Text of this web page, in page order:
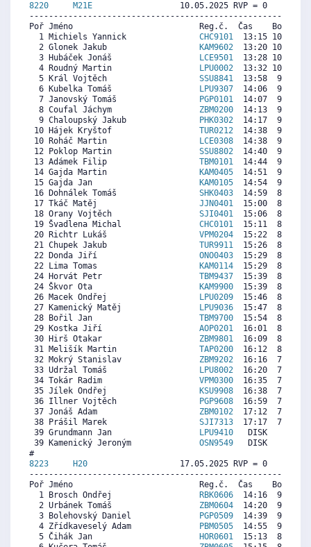
8220 M21E
10.05.2025 RVP = 0     IP
Poř Jméno                          Reg.č.  Čas    Body
  1 Michiels Yannick
CHC9101
13:15 10301
  2 Glonek Jakub
KAM9602
13:20 10237
  3 Hubáček Jonáš
LCE9501
13:28 10135
  4 Roudný Martin
LPU0002
13:32 10084
  5 Král Vojtěch
SSU8841
13:58  9752
  6 Kubelka Tomáš
LPU9307
14:06  9650
  7 Janovský Tomáš
PGP0101
14:07  9637
  8 Coufal Jáchym
ZBM0200
14:13  9560
  9 Chaloupský Jakub
PHK0302
14:17  9509
10 Hájek Kryštof TUR0212
14:38  9241
10 Roháč Martin
LCE0308
14:38  9241
12 Poklop Martin SSU8802
14:40  9216
13 Adámek Filip TBM0101
14:44  9165
14 Gajda Martin
KAM0405
14:51  9075
15 Gajda Jan
KAM0105
14:54  9037
16 Dohnálek Tomáš SHK0403
14:59  8973
17 Tkáč Matěj JJN0401
15:00  8960
18 Orany Vojtěch SJI0401
15:06  8884
19 Švadlena Michal CHC0101
15:11  8820
20 Richtr Lukáš VPM0204
15:22  8680
21 Chupek Jakub TUR9911
15:26  8628
22 Donda Jiří ONO0403
15:29  8590
22 Lima Tomas
KAM0114
15:29  8590
24 Horvát Petr TBM9437
15:39  8463
24 Škvor Ota
KAM9900
15:39  8463
26 Macek Ondřej
LPU0209
15:46  8373
27 Kamenický Matěj
LPU9036
15:47  8360
28 Bořil Jan TBM9700
15:54  8271
29 Kostka Jiří AOP0201
16:01  8182
30 Hirš Otakar ZBM9801
16:09  8080
31 Melišík Martin TAP0200
16:12  8041
32 Mokrý Stanislav ZBM9202
16:16  7990
33 Udržal Tomáš
LPU8002
16:20  7939
34 Tokár Radim VPM0300
16:35  7748
35 Jílek Ondřej
KSU9908
16:38  7709
36 Illner Vojtěch
PGP9608
16:59  7441
37 Jonáš Adam ZBM0102
17:12  7275
38 Prášil Marek SJI7313
17:17  7212
39 Grundmann Jan
LPU9410
DISK     0
39 Kamenický Jeroným OSN9549
DISK     0
8223
H20
17.05.2025 RVP = 0     IP
Poř Jméno                          Reg.č.  Čas    Body
  1 Brosch Ondřej
RBK0606
14:16  9599
  2 Urbánek Tomáš
ZBM0604
14:20  9555
  3 Bolehovský Daniel
PGP0509
14:39  9346
  4 Zřídkaveselý Adam
PBM0505
14:55  9170
  5 Čihák Jan
HOR0601
15:13  8973